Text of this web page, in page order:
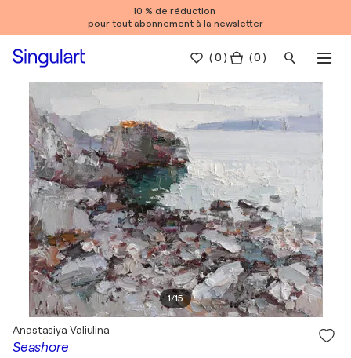
10 % de réduction
pour tout abonnement à la newsletter
(0 ) ( 0 )
1/15
Seashore
Anastasiya Valiulina